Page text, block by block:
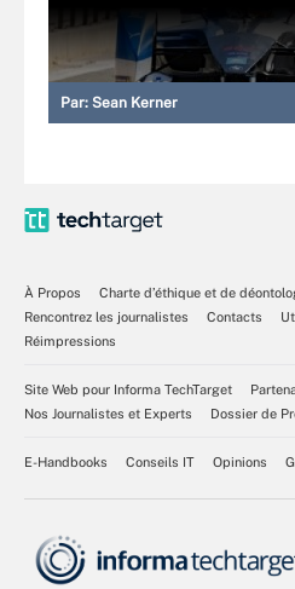
Par: Sean Kerner
À Propos
Charte d’éthique et de
Rencontrez les journalistes
Contacts
Réimpressions
Site Web pour Informa TechTarget
Nos Journalistes et Experts
Dossier de
E-Handbooks Conseils IT Opinions